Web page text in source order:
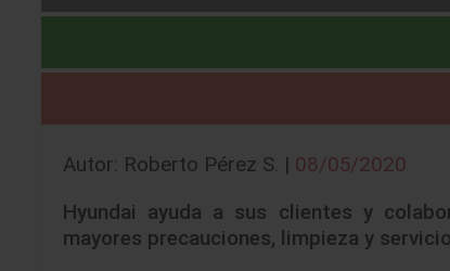
Autor: Roberto Pérez S. | 08/05/2020
Hyundai ayuda a sus clientes y
mayores precauciones, limpieza y